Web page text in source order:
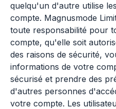
quelqu'un d'autre utilise
compte. Magnusmode
toute responsabilité pour
compte, qu'elle soit
des raisons de sécurité,
informations de votre
sécurisé et prendre des
d'autres personnes
votre compte. Les